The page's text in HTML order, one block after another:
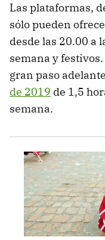
Las plataformas,
sólo pueden
desde las 20.00 a
semana y
gran paso
de 2019 de 1,5
semana.